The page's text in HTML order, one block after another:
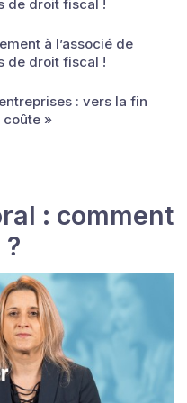
de droit fiscal !
à l’associé de
de droit fiscal !
: vers la fin
coûte »
: comment